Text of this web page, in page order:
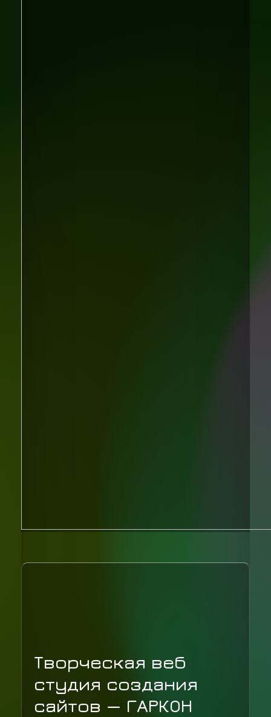
Творческая веб
студия создания
сайтов — ГАРКОН